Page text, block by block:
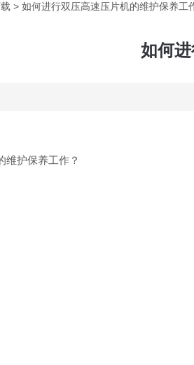
> 如何进行双压高速压片机的维护保养工
如何
维护保养工作？